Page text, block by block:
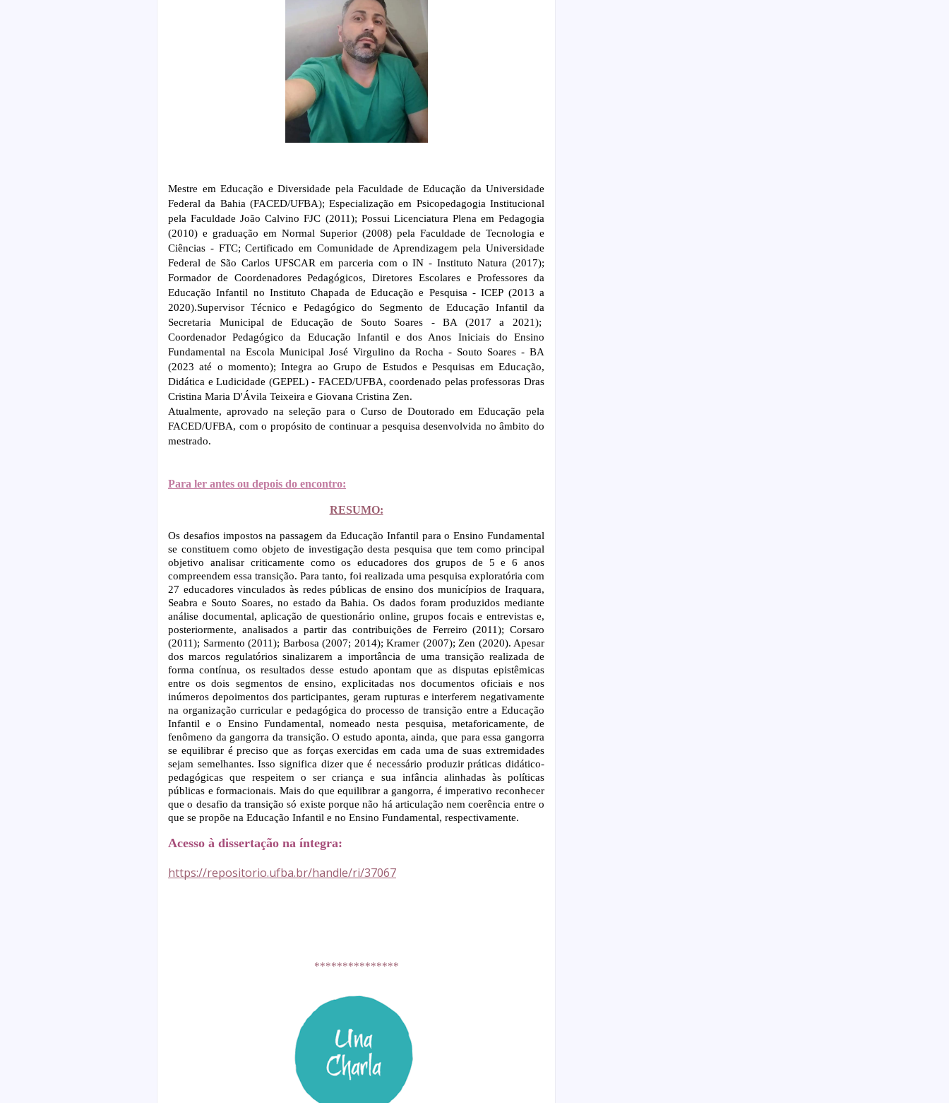
Mestre em Educação e Diversidade pela Faculdade de Educação da Universidade
Federal da Bahia (FACED/UFBA); Especialização em Psicopedagogia Institucional
pela Faculdade João Calvino FJC (2011); Possui Licenciatura Plena em Pedagogia
(2010) e graduação em Normal Superior (2008) pela Faculdade de Tecnologia e
Ciências - FTC; Certificado em Comunidade de Aprendizagem pela Universidade
Federal de São Carlos UFSCAR em parceria com o IN - Instituto Natura (2017);
Formador de Coordenadores Pedagógicos, Diretores Escolares e Professores da
Educação Infantil no Instituto Chapada de Educação e Pesquisa - ICEP (2013 a
2020).Supervisor Técnico e Pedagógico do Segmento de Educação Infantil da
Secretaria Municipal de Educação de Souto Soares - BA (2017 a 2021);
Coordenador Pedagógico da Educação Infantil e dos Anos Iniciais do Ensino
Fundamental na Escola Municipal José Virgulino da Rocha - Souto Soares - BA
(2023 até o momento); Integra ao Grupo de Estudos e Pesquisas em Educação,
Didática e Ludicidade (GEPEL) - FACED/UFBA, coordenado pelas professoras Dras
Cristina Maria D'Ávila Teixeira e Giovana Cristina Zen.
Atualmente, aprovado na seleção para o Curso de Doutorado em Educação pela
FACED/UFBA, com o propósito de continuar a pesquisa desenvolvida no âmbito do
mestrado.
Para ler antes ou depois do encontro:
RESUMO:
Os desafios impostos na passagem da Educação Infantil para o Ensino Fundamental
se constituem como objeto de investigação desta pesquisa que tem como principal
objetivo analisar criticamente como os educadores dos grupos de 5 e 6 anos
compreendem essa transição. Para tanto, foi realizada uma pesquisa exploratória com
27 educadores vinculados às redes públicas de ensino dos municípios de Iraquara,
Seabra e Souto Soares, no estado da Bahia. Os dados foram produzidos mediante
análise documental, aplicação de questionário online, grupos focais e entrevistas e,
posteriormente, analisados a partir das contribuições de Ferreiro (2011); Corsaro
(2011); Sarmento (2011); Barbosa (2007; 2014); Kramer (2007); Zen (2020). Apesar
dos marcos regulatórios sinalizarem a importância de uma transição realizada de
forma contínua, os resultados desse estudo apontam que as disputas epistêmicas
entre os dois segmentos de ensino, explicitadas nos documentos oficiais e nos
inúmeros depoimentos dos participantes, geram rupturas e interferem negativamente
na organização curricular e pedagógica do processo de transição entre a Educação
Infantil e o Ensino Fundamental, nomeado nesta pesquisa, metaforicamente, de
fenômeno da gangorra da transição. O estudo aponta, ainda, que para essa gangorra
se equilibrar é preciso que as forças exercidas em cada uma de suas extremidades
sejam semelhantes. Isso significa dizer que é necessário produzir práticas didático-
pedagógicas que respeitem o ser criança e sua infância alinhadas às políticas
públicas e formacionais. Mais do que equilibrar a gangorra, é imperativo reconhecer
que o desafio da transição só existe porque não há articulação nem coerência entre o
que se propõe na Educação Infantil e no Ensino Fundamental, respectivamente.
Acesso à dissertação na íntegra:
https://repositorio.ufba.br/handle/ri/37067
***************